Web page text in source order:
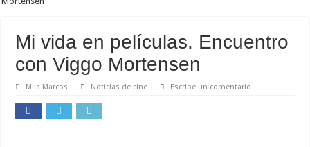
‘La Asistenta’. Dúo perfecto
Crítica de Spider-Man: Brand new day. Un gran poder conlleva una gran película
‘Supergirl’. De 7’5 con fresquito
Mi vida en películas. Encuentro
con Viggo Mortensen
Mila Marcos Noticias de cine Escribe un comentario